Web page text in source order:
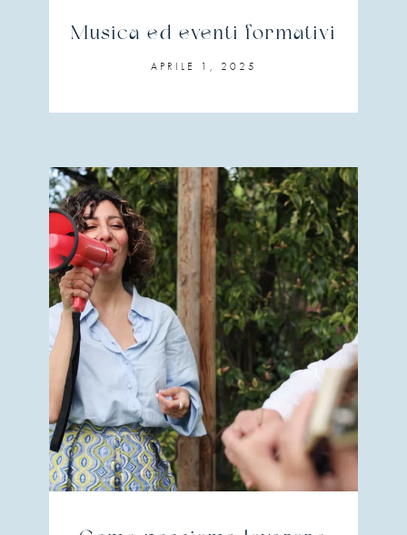
Musica ed eventi formativi
APRILE 1, 2025